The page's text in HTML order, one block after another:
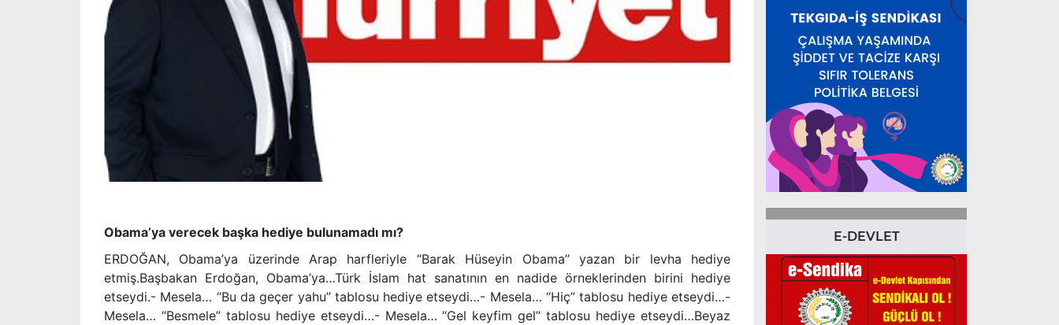
Obama’ya verecek başka hediye bulunamadı mı?
ERDOĞAN, Obama’ya üzerinde Arap harfleriyle “Barak Hüseyin Obama” yazan bir levha hediye
etmiş.Başbakan Erdoğan, Obama’ya…Türk İslam hat sanatının en nadide örneklerinden birini hediye
etseydi.- Mesela… “Bu da geçer yahu” tablosu hediye etseydi…- Mesela… “Hiç” tablosu hediye etseydi…-
Mesela… “Besmele” tablosu hediye etseydi…- Mesela… “Gel keyfim gel” tablosu hediye etseydi…Beyaz
E-DEVLET